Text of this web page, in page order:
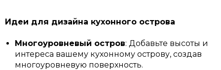
Идеи для дизайна кухонного острова
Многоуровневый остров: Добавьте высоты и
интереса вашему кухонному острову, создав
многоуровневую поверхность.